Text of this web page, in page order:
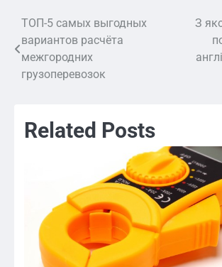
Навигация
по
записям
ТОП-5 самых выгодных
вариантов расчёта
межгородних
грузоперевозок
З
Related Posts